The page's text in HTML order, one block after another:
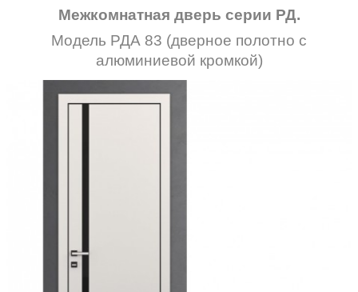
Межкомнатная дверь серии РД.
Модель РДА 83 (дверное полотно с
алюминиевой кромкой)